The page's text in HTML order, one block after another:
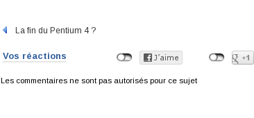
La fin du Pentium 4 ?
Vos réactions
Les commentaires ne sont pas autorisés pour ce sujet